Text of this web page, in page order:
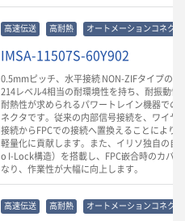
高速伝送 高耐熱 オートメーションコネクタ
IMSA-11507S-60Y902
0.5mmピッチ、水平接続 NON-ZIFタイプの
214レベル4相当の耐環境性を持ち、耐振動
耐熱性が求められるパワートレイン機器での
ネクタです。従来の内部信号接続を、ワイヤ
接続からFPCでの接続へ置換えることにより
軽量化に貢献します。また、イリソ独自の自
o I-Lock構造）を搭載し、FPC嵌合時のカバ
なり、作業性が大幅に向上します。
高速伝送 高耐熱 オートメーションコネクタ